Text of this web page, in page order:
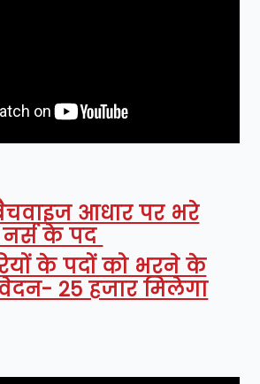
आधार पर भरे
के पद
के पदों को भरने के
25 हजार मिलेगा